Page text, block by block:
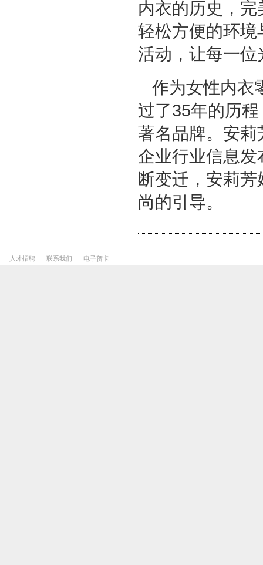
内衣的历史，
轻松方便的环
活动，让每一
作为女性内衣
过了35年的历程
著名品牌。安
企业行业信息发
断变迁，安莉
尚的引导。
人才招聘 联系我们 电子贺卡